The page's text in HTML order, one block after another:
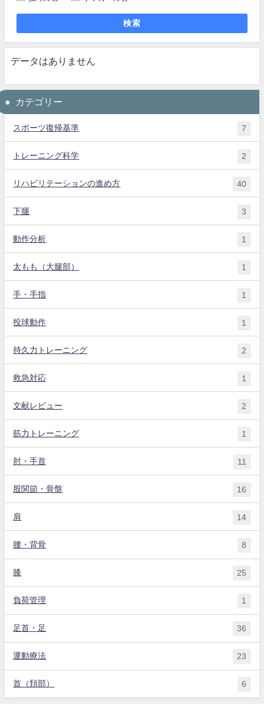
検索
データはありません
カテゴリー
スポーツ復帰基準 7
トレーニング科学 2
リハビリテーションの進め方 40
下腿 3
動作分析 1
太もも（大腿部） 1
手・手指 1
投球動作 1
持久力トレーニング 2
救急対応 1
文献レビュー 2
筋力トレーニング 1
肘・手首 11
股関節・骨盤 16
肩 14
腰・背骨 8
膝 25
負荷管理 1
足首・足 36
運動療法 23
首（頚部） 6